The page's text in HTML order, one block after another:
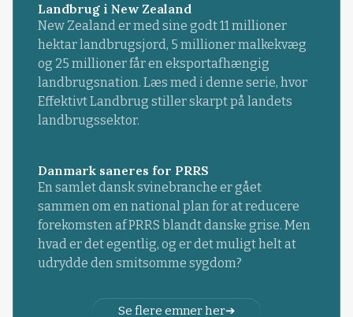
Landbrug i New Zealand
New Zealand er med sine godt 11 millioner
hektar landbrugsjord, 5 millioner malkekvæg
og 25 millioner får en eksportafhængig
landbrugsnation. Læs med i denne serie, hvor
Effektivt Landbrug stiller skarpt på landets
landbrugssektor.
Danmark saneres for PRRS
En samlet dansk svinebranche er gået
sammen om en national plan for at reducere
forekomsten af PRRS blandt danske grise. Men
hvad er det egentlig, og er det muligt helt at
udrydde den smitsomme sygdom?
Se flere emner her